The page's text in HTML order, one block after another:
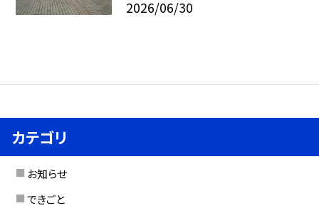
2026/06/30
カテゴリ
お知らせ
できごと